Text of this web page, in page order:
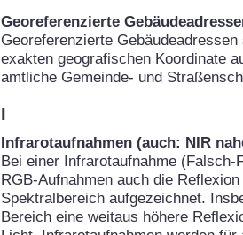
Georeferenzierte
Georeferenzierte
exakten geografischen Koordinate
amtliche Gemeinde- und
I
Infrarotaufnahmen (auch: NIR
Bei einer Infrarotaufnahme
RGB-Aufnahmen auch die
Spektralbereich aufgezeichnet.
Bereich eine weitaus höhere